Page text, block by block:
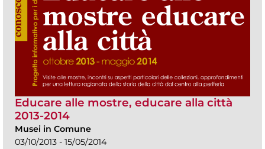
Educare alle mostre, educare alla città
2013-2014
Musei in Comune
03/10/2013 - 15/05/2014